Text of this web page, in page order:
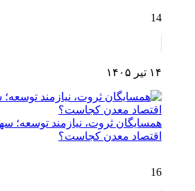
14
۱۴ تیر ۱۴۰۵
همسایگان ثروت، نیازمند توسعه؛
اقتصاد معدن کجاست؟
16